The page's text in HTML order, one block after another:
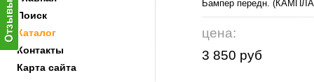
Поиск
Каталог
Контакты
Карта сайта
Бампер передн.
цена:
3 850 руб